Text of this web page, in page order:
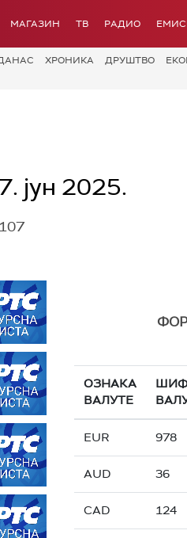
МАГАЗИН ТВ РАДИО
ХРОНИКА ДРУШТВО
јун 2025.
ОЗНАКА
ВАЛУТЕ
EUR 978
AUD 36
CAD 124